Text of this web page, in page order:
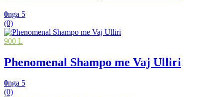
0nga 5
(0)
900 L
Phenomenal Shampo me Vaj Ulliri
0nga 5
(0)